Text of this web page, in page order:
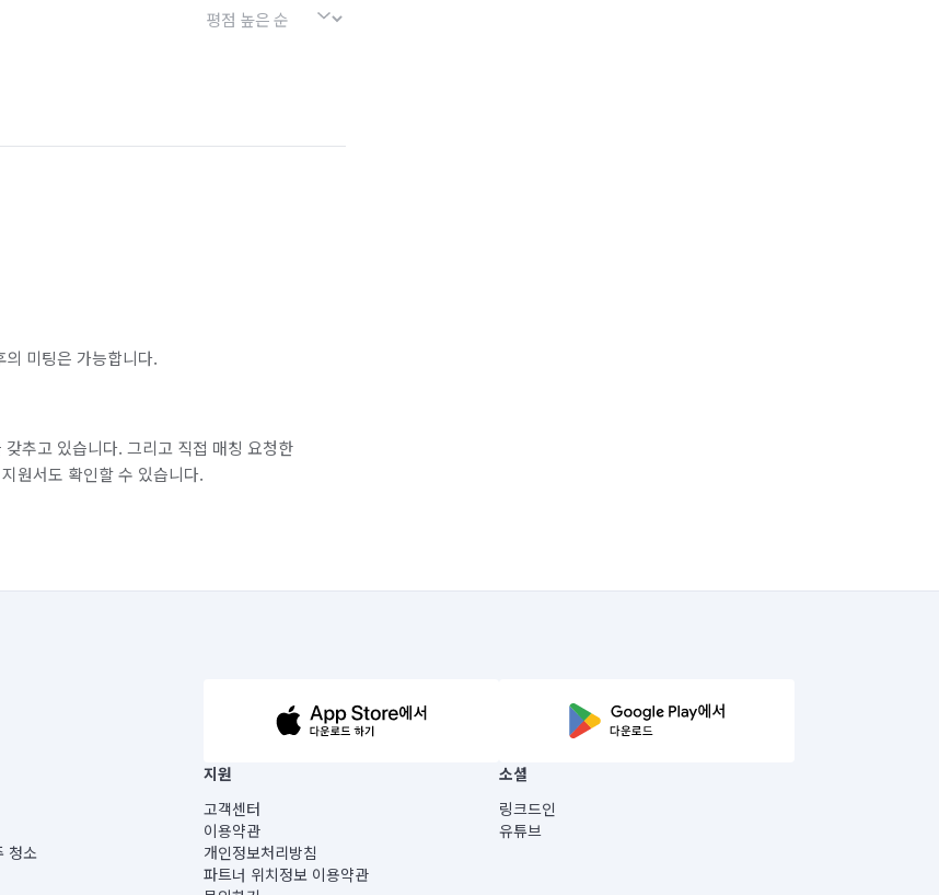
미팅은 가능합니다.
추고 있습니다. 그리고 직접 매칭 요청한
원서도 확인할 수 있습니다.
5-00019 |
5층
청소
지원
고객센터
이용약관
개인정보처리방침
파트너 위치정보 이용약관
소셜
링크드인
유튜브